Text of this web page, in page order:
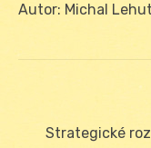
Autor: Michal
Navigácia
Previous
Strategické